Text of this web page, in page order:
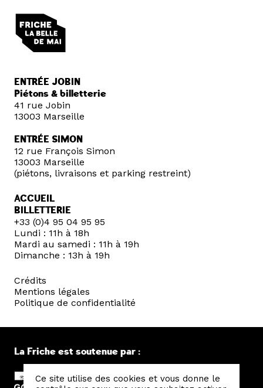
ENTRÉE JOBIN
Piétons & billetterie
41 rue Jobin
13003 Marseille
ENTRÉE SIMON
12 rue François Simon
13003 Marseille
(piétons, livraisons et parking restreint)
ACCUEIL
BILLETTERIE
+33 (0)4 95 04 95 95
Lundi : 11h à 18h
Mardi au samedi : 11h à 19h
Dimanche : 13h à 19h
Crédits
Mentions légales
Politique de confidentialité
La Friche est soutenue par :
Ce site utilise des cookies et vous donne le